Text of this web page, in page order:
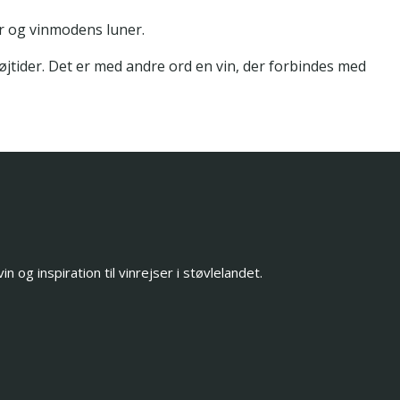
vinmodens luner.
Det er med andre ord en vin, der forbindes med
og inspiration til vinrejser i støvlelandet.